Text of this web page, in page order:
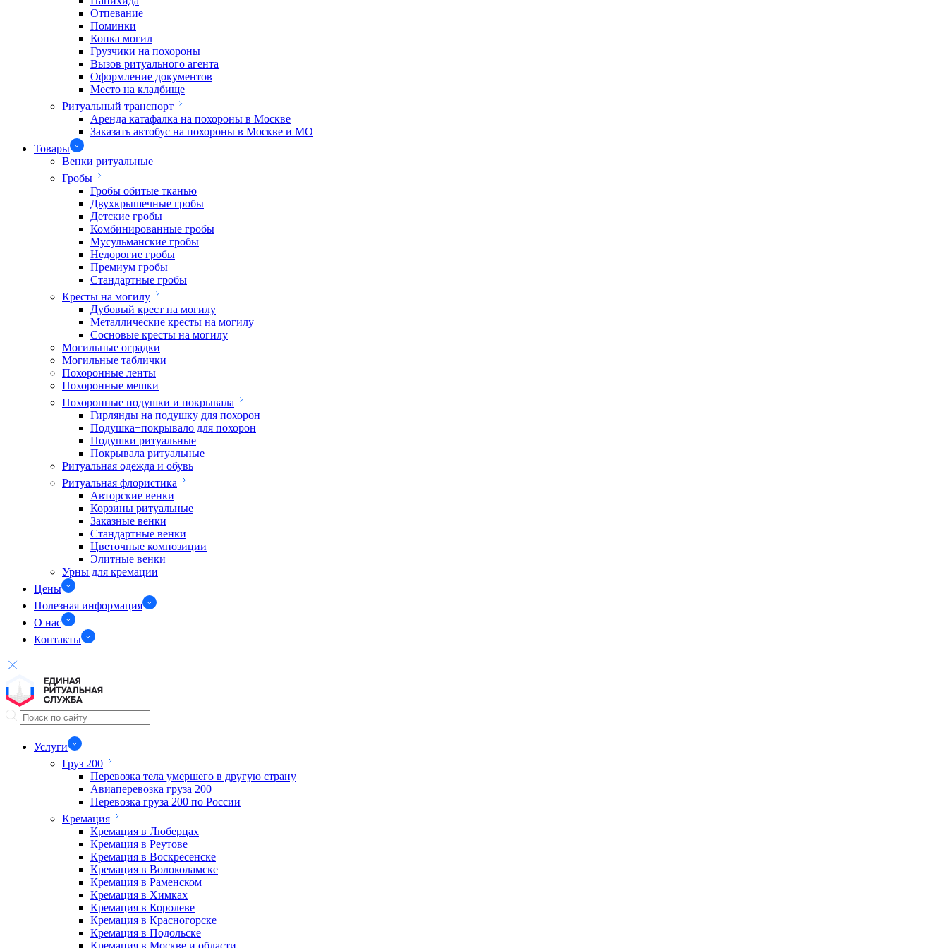
Отпевание
Поминки
Копка могил
Грузчики на похороны
Вызов ритуального агента
Оформление документов
Место на кладбище
Ритуальный транспорт
Аренда катафалка на похороны в Москве
Заказать автобус на похороны в Москве и МО
Товары
Венки ритуальные
Гробы
Гробы обитые тканью
Двухкрышечные гробы
Детские гробы
Комбинированные гробы
Мусульманские гробы
Недорогие гробы
Премиум гробы
Стандартные гробы
Кресты на могилу
Дубовый крест на могилу
Металлические кресты на могилу
Сосновые кресты на могилу
Могильные оградки
Могильные таблички
Похоронные ленты
Похоронные мешки
Похоронные подушки и покрывала
Гирлянды на подушку для похорон
Подушка+покрывало для похорон
Подушки ритуальные
Покрывала ритуальные
Ритуальная одежда и обувь
Ритуальная флористика
Авторские венки
Корзины ритуальные
Заказные венки
Стандартные венки
Цветочные композиции
Элитные венки
Урны для кремации
Цены
Полезная информация
О нас
Контакты
Услуги
Груз 200
Перевозка тела умершего в другую страну
Авиаперевозка груза 200
Перевозка груза 200 по России
Кремация
Кремация в Люберцах
Кремация в Реутове
Кремация в Воскресенске
Кремация в Волоколамске
Кремация в Раменском
Кремация в Химках
Кремация в Королеве
Кремация в Красногорске
Кремация в Подольске
Кремация в Москве и области